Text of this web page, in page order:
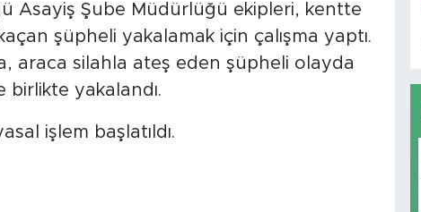
Asayiş Şube Müdürlüğü ekipleri, kentte
şüpheli yakalamak için çalışma yaptı.
araca silahla ateş eden şüpheli olayda
birlikte yakalandı.
işlem başlatıldı.